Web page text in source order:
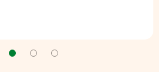
Navegação